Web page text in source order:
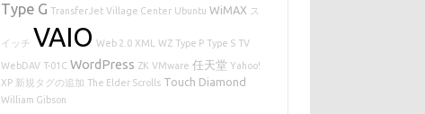
Type G TransferJet Village Center Ubuntu WiMAX ス
イッチ VAIO Web 2.0 XML WZ Type P Type S TV
WebDAV T-01C WordPress ZK VMware 任天堂 Yahoo!
XP 新規タグの追加 The Elder Scrolls Touch Diamond
William Gibson